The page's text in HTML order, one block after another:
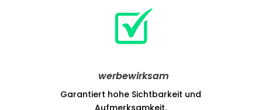
werbewirksam
Garantiert hohe Sichtbarkeit und